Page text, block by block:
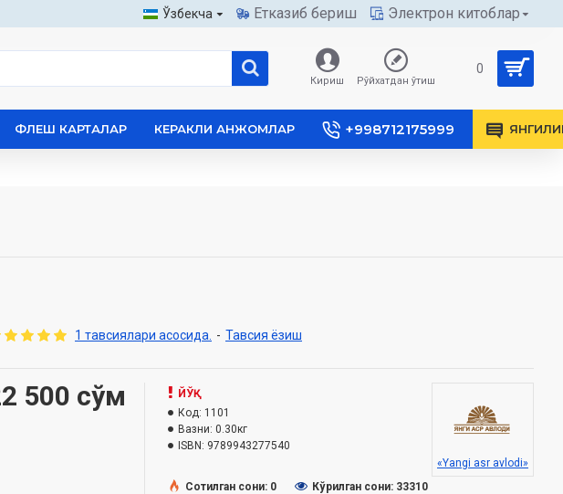
Ўзбекча Етказиб бериш Электрон китоблар
Кириш Рўйхатдан ўтиш
0
ФЛЕШ КАРТАЛАР КЕРАКЛИ АНЖОМЛАР +998712175999
1 тавсиялари асосида. - Тавсия ёзиш
500 сўм
ЙЎҚ
Код: 1101
Вазни: 0.30кг
ISBN: 9789943277540
«Yangi asr avlodi»
Сотилган сони: 0
Кўрилган сони: 33310